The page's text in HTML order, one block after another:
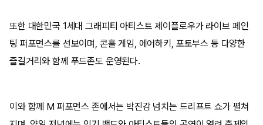
또한 대한민국 1세대 그래피티 아티스트 제이플로우가 라이브 페인
팅 퍼포먼스를 선보이며, 콘홀 게임, 에어하키, 포토부스 등 다양한
즐길거리와 함께 푸드존도 운영된다.
이와 함께 M 퍼포먼스 존에서는 박진감 넘치는 드리프트 쇼가 펼쳐